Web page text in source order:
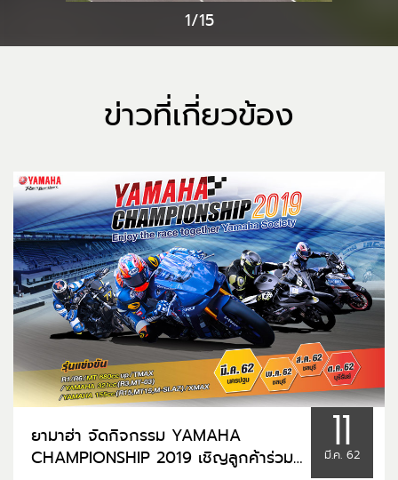
1/15
ข่าวที่เกี่ยวข้อง
ยามาฮ่า จัดกิจกรรม YAMAHA
CHAMPIONSHIP 2019 เชิญลูกค้าร่วม
11
มี.ค. 62